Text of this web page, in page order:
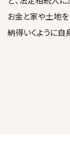
お金と家や土地
納得いくように自